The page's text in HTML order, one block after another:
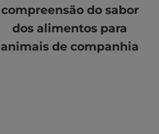
compreensão do sabor
dos alimentos para
animais de companhia